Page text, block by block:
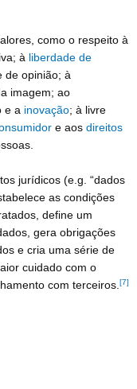
como o respeito à
à liberdade de
de opinião; à
imagem; ao
e a inovação; à livre
e aos direitos
jurídicos (e.g. “dados
as condições
define um
gera obrigações
e cria uma série de
cuidado com o
com terceiros. [7]